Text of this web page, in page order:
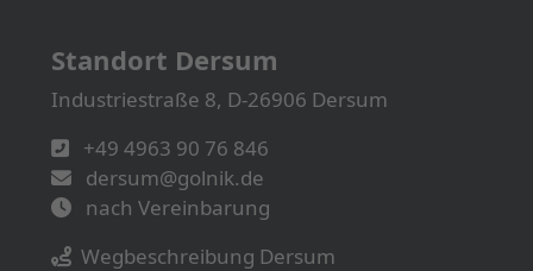
Standort Dersum
Industriestraße 8, D-26906 Dersum
+49 4963 90 76 846
dersum@golnik.de
nach Vereinbarung
Wegbeschreibung Dersum